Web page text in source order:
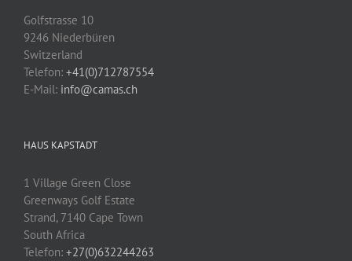
Golfstrasse 10
9246 Niederbüren
Switzerland
Telefon: +41(0)712787554
E-Mail: info@camas.ch
HAUS KAPSTADT
1 Village Green Close
Greenways Golf Estate
Strand, 7140 Cape Town
South Africa
Telefon: +27(0)632244263